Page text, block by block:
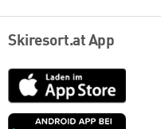
Skiresort.at App
App
Store
Google